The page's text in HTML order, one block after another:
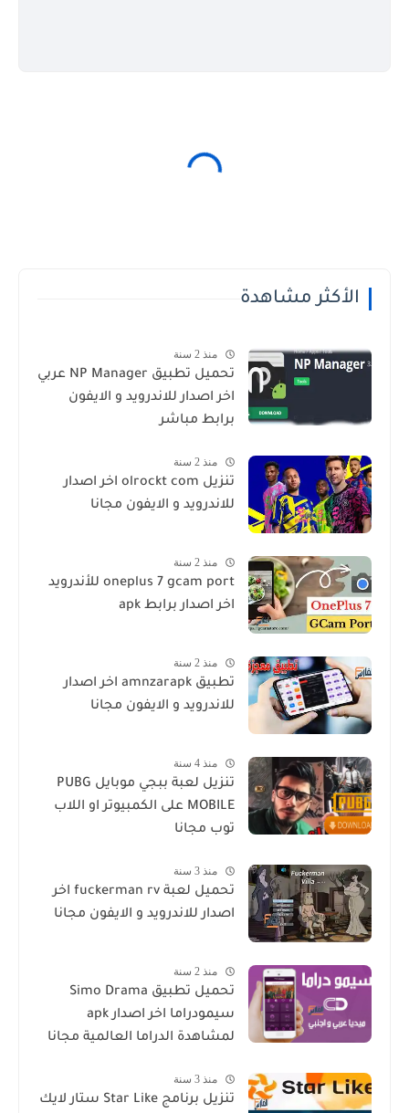
الأكثر مشاهدة
منذ 2 سنة
تحميل تطبيق NP Manager عربي
اخر اصدار للاندرويد و الايفون
برابط مباشر
منذ 2 سنة
تنزيل olrockt com اخر اصدار
للاندرويد و الايفون مجانا
منذ 2 سنة
oneplus 7 gcam port للأندرويد
اخر اصدار برابط apk
منذ 2 سنة
تطبيق amnzarapk اخر اصدار
للاندرويد و الايفون مجانا
منذ 4 سنة
تنزيل لعبة ببجي موبايل PUBG
MOBILE على الكمبيوتر او اللاب
توب مجانا
منذ 3 سنة
تحميل لعبة fuckerman rv اخر
اصدار للاندرويد و الايفون مجانا
منذ 2 سنة
تحميل تطبيق Simo Drama
سيمودراما اخر اصدار apk
لمشاهدة الدراما العالمية مجانا
منذ 3 سنة
تنزيل برنامج Star Like ستار لايك